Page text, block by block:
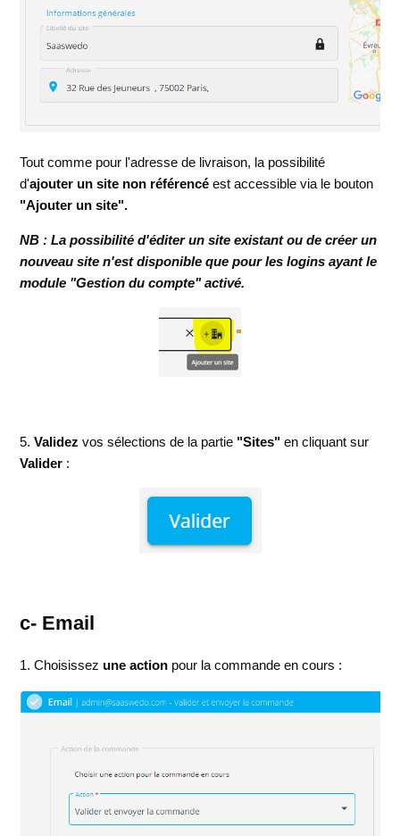
Tout comme pour l'adresse de livraison, la possibilité
d'ajouter un site non référencé est accessible via le bouton
"Ajouter un site".
NB : La possibilité d'éditer un site existant ou de créer un
nouveau site n'est disponible que pour les logins ayant le
module "Gestion du compte" activé.
5.Validez vos sélections de la partie "Sites" en cliquant sur
Valider :
c- Email
1. Choisissez une action pour la commande en cours :